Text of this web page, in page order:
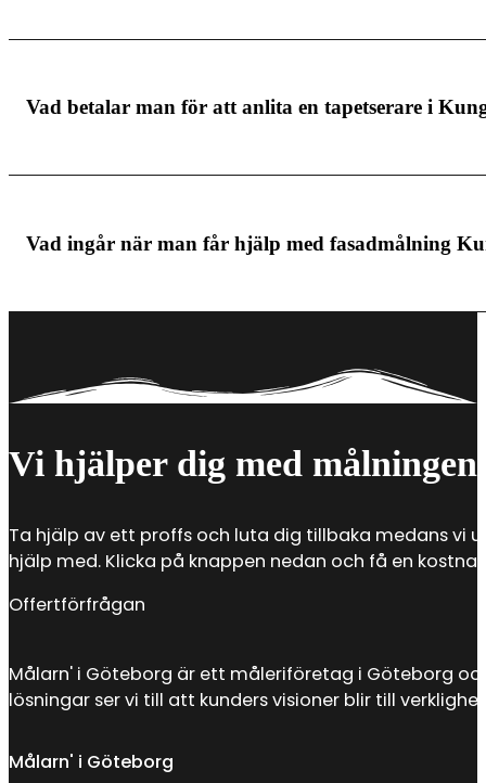
Måleri i Kungälv erbjuder dig möjligheten att göra
offerten, men det kan däremot vara värt att
Vad betalar man för att anlita en tapetserare i
Den totala kostnaden för att få tapeten
andra materialkostnader. Det är därför flera
Vad ingår när man får hjälp med fasadmålning
Det är framför allt tre saker som ingår när du
samt hjälp med vilken färg som ska användas. Att
Vi hjälper dig med målningen.
Ta hjälp av ett proffs och luta dig tillbaka medans vi
hjälp med. Klicka på knappen nedan och få en
Offertförfrågan
Målarn' i Göteborg är ett måleriföretag i Göteborg
lösningar ser vi till att kunders visioner blir till
Målarn' i Göteborg